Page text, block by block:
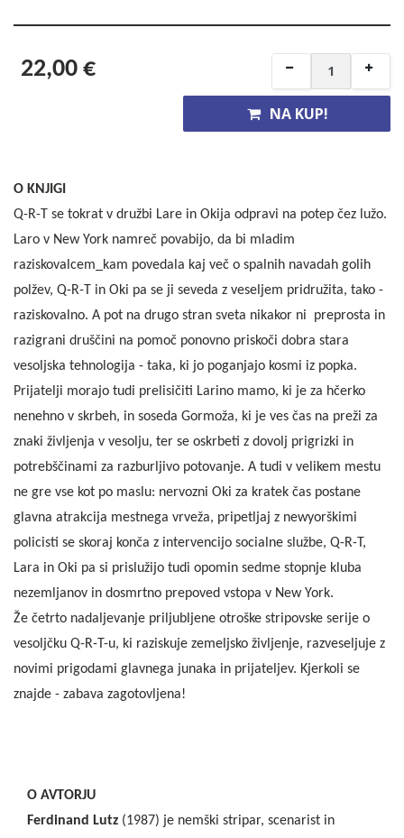
22,00 €
NA KUP!
O KNJIGI
Q-R-T se tokrat v družbi Lare in Okija odpravi na potep čez lužo.
Laro v New York namreč povabijo, da bi mladim
raziskovalcem_kam povedala kaj več o spalnih navadah golih
polžev, Q-R-T in Oki pa se ji seveda z veseljem pridružita, tako -
raziskovalno. A pot na drugo stran sveta nikakor ni preprosta in
razigrani druščini na pomoč ponovno priskoči dobra stara
vesoljska tehnologija - taka, ki jo poganjajo kosmi iz popka.
Prijatelji morajo tudi prelisičiti Larino mamo, ki je za hčerko
nenehno v skrbeh, in soseda Gormoža, ki je ves čas na preži za
znaki življenja v vesolju, ter se oskrbeti z dovolj prigrizki in
potrebščinami za razburljivo potovanje. A tudi v velikem mestu
ne gre vse kot po maslu: nervozni Oki za kratek čas postane
glavna atrakcija mestnega vrveža, pripetljaj z newyorškimi
policisti se skoraj konča z intervencijo socialne službe, Q-R-T,
Lara in Oki pa si prislužijo tudi opomin sedme stopnje kluba
nezemljanov in dosmrtno prepoved vstopa v New York.
Že četrto nadaljevanje priljubljene otroške stripovske serije o
vesoljčku Q-R-T-u, ki raziskuje zemeljsko življenje, razveseljuje z
novimi prigodami glavnega junaka in prijateljev. Kjerkoli se
znajde - zabava zagotovljena!
O AVTORJU
Ferdinand Lutz (1987) je nemški stripar, scenarist in